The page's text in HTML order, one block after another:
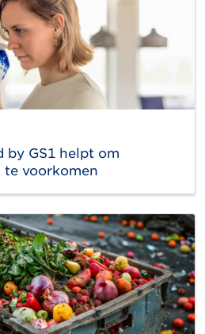
by GS1 helpt om
voorkomen